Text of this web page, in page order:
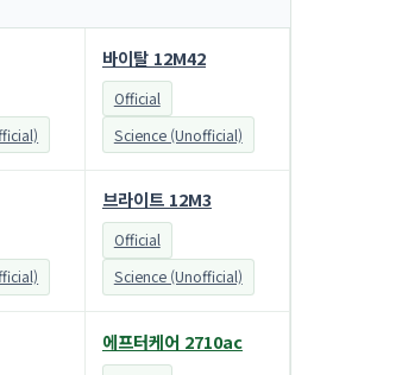
바이탈 12M42
Official
Science (Unofficial)
브라이트 12M3
Official
Science (Unofficial)
에프터케어 2710ac